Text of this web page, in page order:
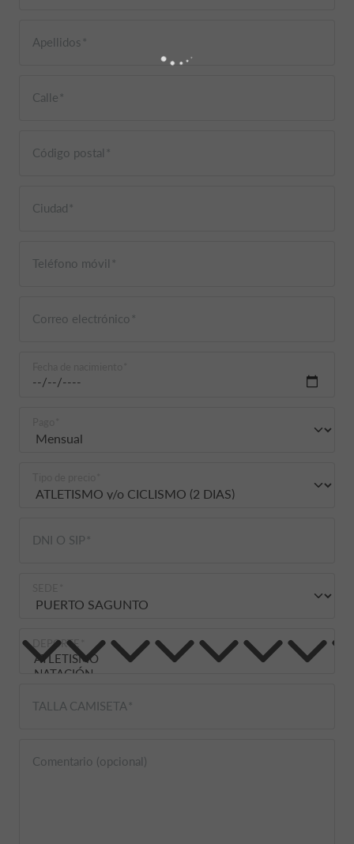
Apellidos
Calle
Código postal
Ciudad
Teléfono móvil
Correo electrónico
DNI O SIP
DEPORTE
TALLA CAMISETA
Comentario (opcional)